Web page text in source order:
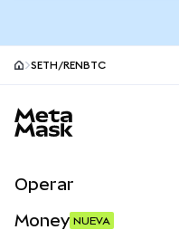
SETH/RENBTC
Operar
Money NUEVA